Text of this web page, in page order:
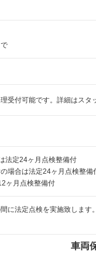
受付可能です。詳細はスタ
法定24ヶ月点検整備付
場合は法定24ヶ月点検整備
ヶ月点検整備付
に法定点検を実施致しま
車両